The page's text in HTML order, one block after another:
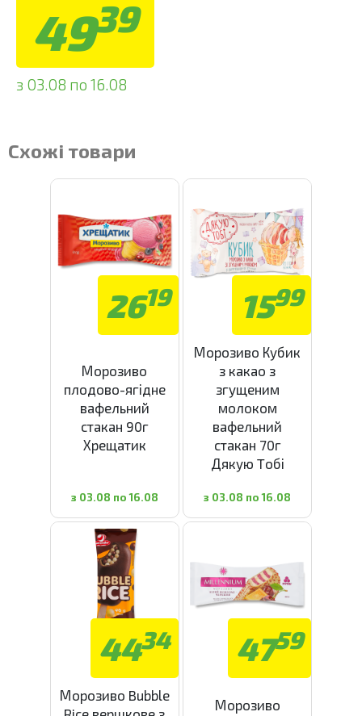
4939
з 03.08 по 16.08
Схожі товари
2619
Морозиво
плодово-ягідне
вафельний
стакан 90г
Хрещатик
з 03.08 по 16.08
1599
Морозиво Кубик
з какао з
згущеним
молоком
вафельний
стакан 70г
Дякую Tобі
з 03.08 по 16.08
4434
Морозиво Bubble
4759
Морозиво